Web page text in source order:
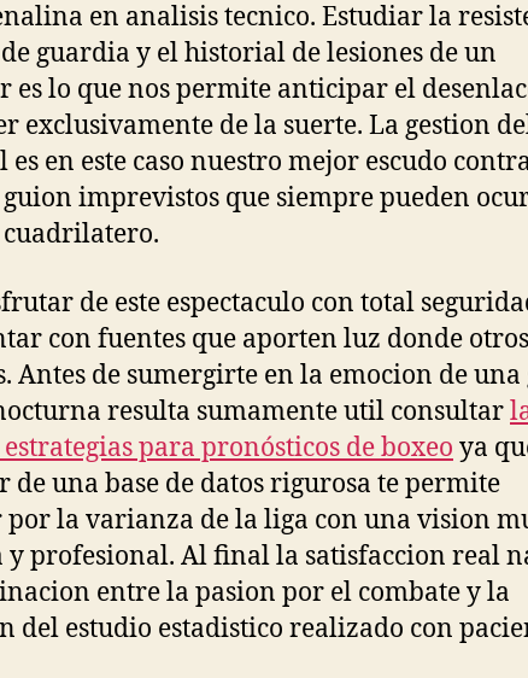
en analisis tecnico. Estudiar la
guardia y el historial de lesiones de un
es lo que nos permite anticipar el
exclusivamente de la suerte. La gestion
en este caso nuestro mejor escudo
guion imprevistos que siempre pueden
cuadrilatero.
de este espectaculo con total
con fuentes que aporten luz donde
Antes de sumergirte en la emocion de
resulta sumamente util consultar
para pronósticos de boxeo ya
de una base de datos rigurosa te permite
por la varianza de la liga con una vision
y profesional. Al final la satisfaccion real
entre la pasion por el combate y la
del estudio estadistico realizado con